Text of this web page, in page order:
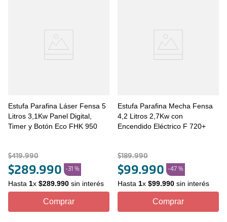
Estufa Parafina Láser Fensa 5
Litros 3,1Kw Panel Digital,
Timer y Botón Eco FHK 950
$419.990
$289.990 -31 %
Hasta 1x $289.990 sin interés
Comprar
Estufa Parafina Mecha Fensa
4,2 Litros 2,7Kw con
Encendido Eléctrico F 720+
$189.990
$99.990 -47 %
Hasta1x$99.990 sin interés
Comprar